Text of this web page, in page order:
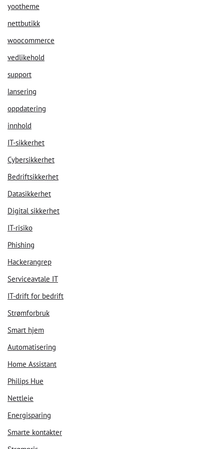
yootheme
nettbutikk
woocommerce
vedlikehold
support
lansering
oppdatering
innhold
IT-sikkerhet
Cybersikkerhet
Bedriftsikkerhet
Datasikkerhet
Digital sikkerhet
IT-risiko
Phishing
Hackerangrep
Serviceavtale IT
IT-drift for bedrift
Strømforbruk
Smart hjem
Automatisering
Home Assistant
Philips Hue
Nettleie
Energisparing
Smarte kontakter